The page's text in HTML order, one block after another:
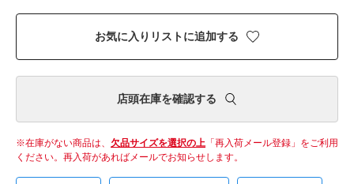
お気に入りリストに追加する
店頭在庫を確認する
在庫がない商品は、 欠品サイズを選択の上 「再入荷メール登録」をご利用
ください。 再入荷があればメールでお知らせします。